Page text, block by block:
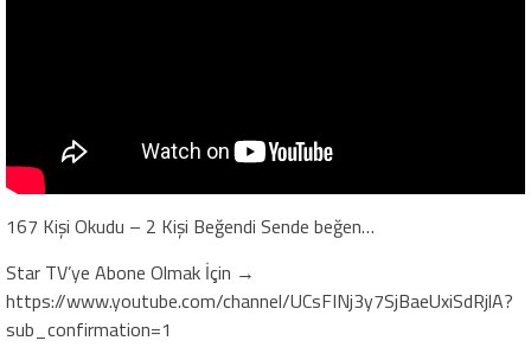
167 Kişi Okudu – 2 Kişi Beğendi Sende beğen…
Star TV’ye Abone Olmak İçin →
https://www.youtube.com/channel/UCsFINj3y7SjBaeUxiSdRjlA?
sub_confirmation=1